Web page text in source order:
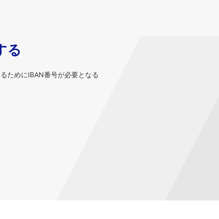
る
ためにIBAN番号が必要となる